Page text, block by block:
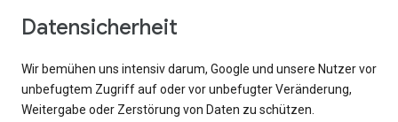
Datensicherheit
Wir bemühen uns intensiv darum, Google und unsere Nutzer vor
unbefugtem Zugriff auf oder vor unbefugter Veränderung,
Weitergabe oder Zerstörung von Daten zu schützen.